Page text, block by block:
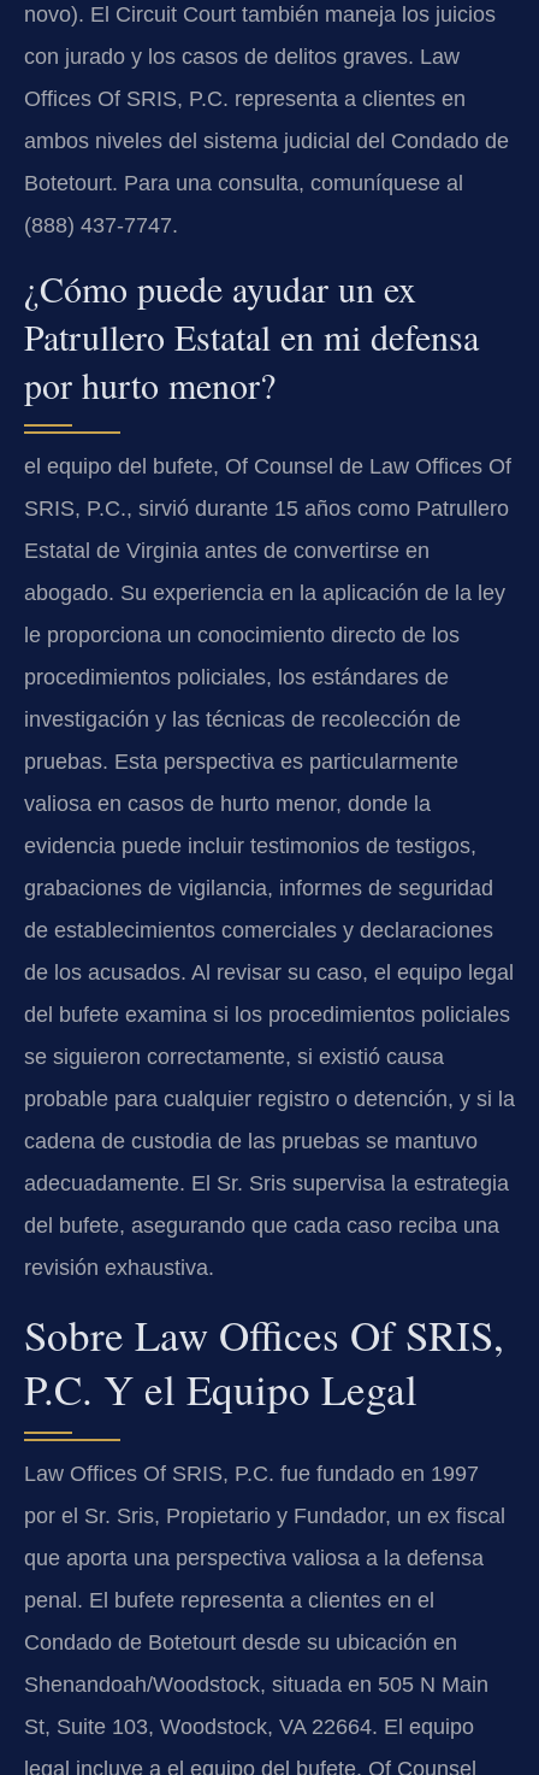
novo). El Circuit Court también maneja los juicios
con jurado y los casos de delitos graves. Law
Offices Of SRIS, P.C. representa a clientes en
ambos niveles del sistema judicial del Condado de
Botetourt. Para una consulta, comuníquese al
(888) 437-7747.
¿Cómo puede ayudar un ex
Patrullero Estatal en mi defensa
por hurto menor?
el equipo del bufete, Of Counsel de Law Offices Of
SRIS, P.C., sirvió durante 15 años como Patrullero
Estatal de Virginia antes de convertirse en
abogado. Su experiencia en la aplicación de la ley
le proporciona un conocimiento directo de los
procedimientos policiales, los estándares de
investigación y las técnicas de recolección de
pruebas. Esta perspectiva es particularmente
valiosa en casos de hurto menor, donde la
evidencia puede incluir testimonios de testigos,
grabaciones de vigilancia, informes de seguridad
de establecimientos comerciales y declaraciones
de los acusados. Al revisar su caso, el equipo legal
del bufete examina si los procedimientos policiales
se siguieron correctamente, si existió causa
probable para cualquier registro o detención, y si la
cadena de custodia de las pruebas se mantuvo
adecuadamente. El Sr. Sris supervisa la estrategia
del bufete, asegurando que cada caso reciba una
revisión exhaustiva.
Sobre Law Offices Of SRIS,
P.C. Y el Equipo Legal
Law Offices Of SRIS, P.C. fue fundado en 1997
por el Sr. Sris, Propietario y Fundador, un ex fiscal
que aporta una perspectiva valiosa a la defensa
penal. El bufete representa a clientes en el
Condado de Botetourt desde su ubicación en
Shenandoah/Woodstock, situada en 505 N Main
St, Suite 103, Woodstock, VA 22664. El equipo
legal incluye a el equipo del bufete, Of Counsel